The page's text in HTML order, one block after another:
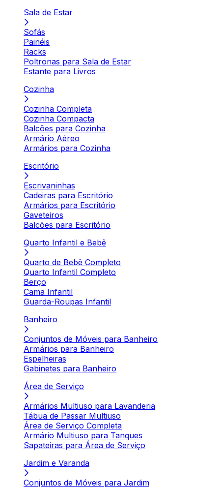
Sala de Estar
Sofás
Painéis
Racks
Poltronas para Sala de Estar
Estante para Livros
Cozinha
Cozinha Completa
Cozinha Compacta
Balcões para Cozinha
Armário Aéreo
Armários para Cozinha
Escritório
Escrivaninhas
Cadeiras para Escritório
Armários para Escritório
Gaveteiros
Balcões para Escritório
Quarto Infantil e Bebê
Quarto de Bebê Completo
Quarto Infantil Completo
Berço
Cama Infantil
Guarda-Roupas Infantil
Banheiro
Conjuntos de Móveis para Banheiro
Armários para Banheiro
Espelheiras
Gabinetes para Banheiro
Área de Serviço
Armários Multiuso para Lavanderia
Tábua de Passar Multiuso
Área de Serviço Completa
Armário Multiuso para Tanques
Sapateiras para Área de Serviço
Jardim e Varanda
Conjuntos de Móveis para Jardim